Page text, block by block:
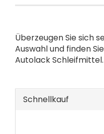
Überzeugen Sie sich
Auswahl und finden
Autolack Schleifmittel.
Schnellkauf